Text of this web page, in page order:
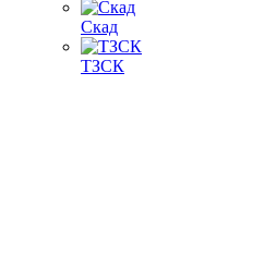
Скад
ТЗСК